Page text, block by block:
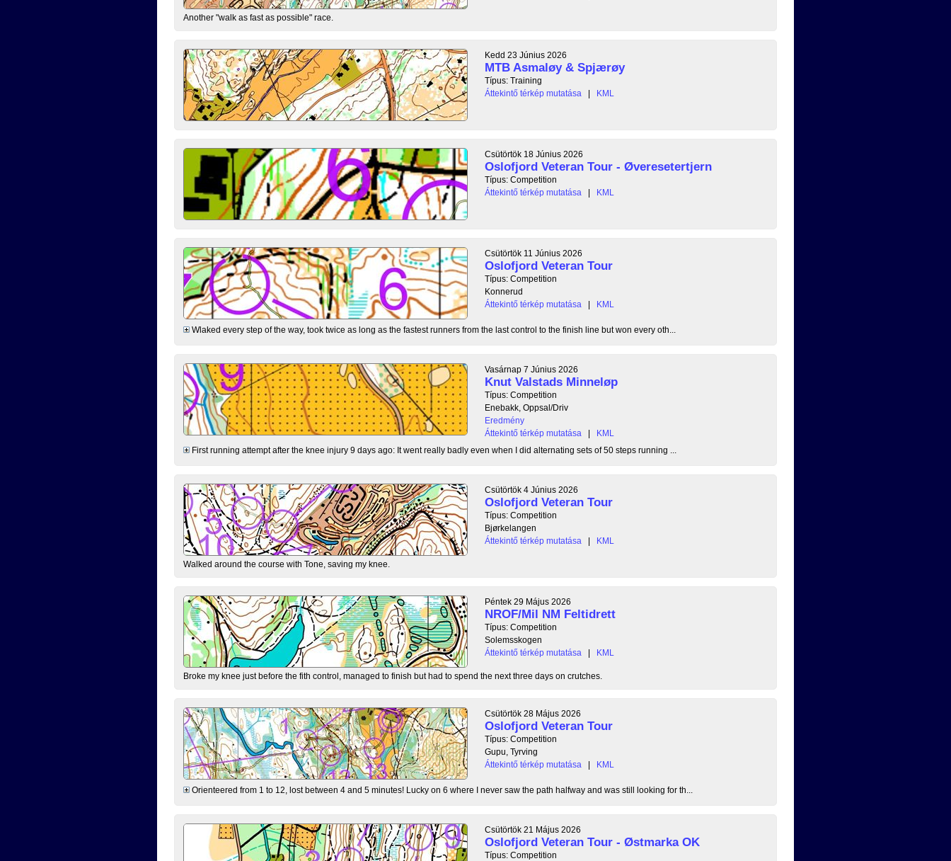
Another "walk as fast as possible" race.
Kedd 23 Június 2026
MTB Asmaløy & Spjærøy
Típus: Training
Áttekintő térkép mutatása
| KML
Csütörtök 18 Június 2026
Oslofjord Veteran Tour - Øveresetertjern
Típus: Competition
Áttekintő térkép mutatása
| KML
Csütörtök 11 Június 2026
Oslofjord Veteran Tour
Típus: Competition
Konnerud
Áttekintő térkép mutatása
| KML
Wlaked every step of the way, took twice as long as the fastest runners from the last control to the finish line but won every oth...
Vasárnap 7 Június 2026
Knut Valstads Minneløp
Típus: Competition
Enebakk, Oppsal/Driv
Eredmény
Áttekintő térkép mutatása
|
KML
First running attempt after the knee injury 9 days ago: It went really badly even when I did alternating sets of 50 steps running ...
Csütörtök 4 Június 2026
Oslofjord Veteran Tour
Típus: Competition
Bjørkelangen
Áttekintő térkép mutatása
| KML
Walked around the course with Tone, saving my knee.
Péntek 29 Május 2026
NROF/Mil NM Feltidrett
Típus: Competition
Solemsskogen
Áttekintő térkép mutatása
| KML
Broke my knee just before the fith control, managed to finish but had to spend the next three days on crutches.
Csütörtök 28 Május 2026
Oslofjord Veteran Tour
Típus: Competition
Gupu, Tyrving
Áttekintő térkép mutatása
| KML
Orienteered from 1 to 12, lost between 4 and 5 minutes! Lucky on 6 where I never saw the path halfway and was still looking for th...
Csütörtök 21 Május 2026
Oslofjord Veteran Tour - Østmarka OK
Típus: Competition